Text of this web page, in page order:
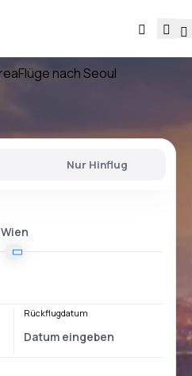
Flüge nach Seoul
Nur Hinflug
Rückflugdatum